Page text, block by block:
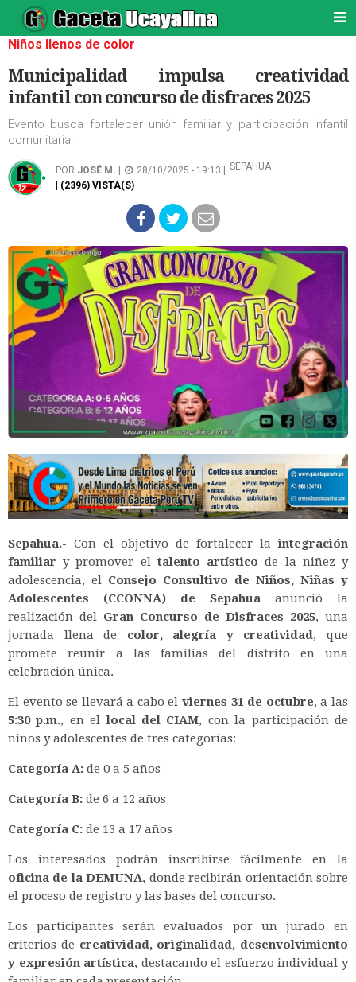
Niños llenos de color
Municipalidad impulsa creatividad
infantil con concurso de disfraces 2025
Evento busca fortalecer unión familiar y participación infantil
comunitaria.
POR JOSÉ M. 28/10/2025 - 19:13 |
SEPAHUA
| (2396) VISTA(S)
Sepahua.- Con el objetivo de fortalecer laintegración
familiar y promover el talento artístico de la niñez y
adolescencia, el Consejo Consultivo de Niños, Niñas y
Adolescentes (CCONNA) de Sepahua anunció la
realización del Gran Concurso de Disfraces 2025, una
jornada llena de color, alegría y creatividad, que
promete reunir a las familias del distrito en una
celebración única.
El evento se llevará a cabo elviernes 31 de octubre, a las
5:30 p.m., en ellocal del CIAM, con la participación de
niños y adolescentes de tres categorías:
Categoría A: de 0 a 5 años
Categoría B: de 6 a 12 años
Categoría C: de 13 a 17 años
Los interesados podrán inscribirse fácilmente en la
oficina de la DEMUNA, donde recibirán orientación sobre
el proceso de registro y las bases del concurso.
Los participantes serán evaluados por un jurado en
criterios de creatividad, originalidad, desenvolvimiento
y expresión artística, destacando el esfuerzo individual y